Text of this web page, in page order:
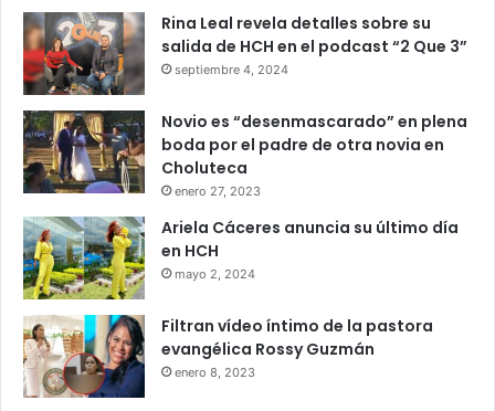
Rina Leal revela detalles sobre su
salida de HCH en el podcast “2 Que 3”
septiembre 4, 2024
Novio es “desenmascarado” en plena
boda por el padre de otra novia en
Choluteca
enero 27, 2023
Ariela Cáceres anuncia su último día
en HCH
mayo 2, 2024
Filtran vídeo íntimo de la pastora
evangélica Rossy Guzmán
enero 8, 2023